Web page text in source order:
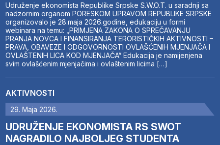
Udruženje ekonomista Republike Srpske S.W.O.T. u saradnji sa
nadzornim organom PORESKOM UPRAVOM REPUBLIKE SRPSKE
organizovalo je 28.maja 2026.godine, edukaciju u formi
webinara na temu: „PRIMJENA ZAKONA O SPREČAVANJU
PRANJA NOVCA I FINANSIRANJA TERORISTIČKIH AKTIVNOSTI –
PRAVA, OBAVEZE I ODGOVORNOSTI OVLAŠĆENIH MJENJAČA I
OVLAŠTENIH LICA KOD MJENJAČA“ Edukacija je namijenjena
svim ovlašćenim mjenjačima i ovlaštenim licima […]
AKTIVNOSTI
29. Maja 2026.
UDRUŽENJE EKONOMISTA RS SWOT
NAGRADILO NAJBOLJEG STUDENTA